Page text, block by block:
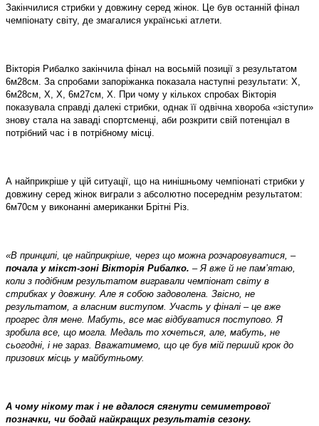
Закінчилися стрибки у довжину серед жінок. Це був останній фінал
чемпіонату світу, де змагалися українські атлети.
Вікторія Рибалко закінчила фінал на восьмій позиції з результатом
6м28см. За спробами запоріжанка показала наступні результати: Х,
6м28см, Х, Х, 6м27см, Х. При чому у кількох спробах Вікторія
показувала справді далекі стрибки, однак її одвічна хвороба «зіступи»
знову стала на заваді спортсменці, аби розкрити свій потенціал в
потрібний час і в потрібному місці.
А найприкріше у цій ситуації, що на нинішньому чемпіонаті стрибки у
довжину серед жінок виграли з абсолютно посереднім результатом:
6м70см у виконанні американки Брітні Різ.
«В принципі, це найприкріше, через що можна розчаровуватися, –
почала у мікст-зоні Вікторія Рибалко. – Я вже й не пам’ятаю,
коли з подібним результатом вигравали чемпіонат світу в
стрибках у довжину. Але я собою задоволена. Звісно, не
результатом, а власним виступом. Участь у фіналі – це вже
прогрес для мене. Мабуть, все має відбуватися поступово. Я
зробила все, що могла. Медаль то хочеться, але, мабуть, не
сьогодні, і не зараз. Вважатимемо, що це був мій перший крок до
призових місць у майбутньому.
А чому нікому так і не вдалося сягнути семиметрової
позначки, чи бодай найкращих результатів сезону.